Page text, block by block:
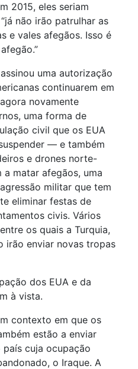
2015, eles seriam
não irão patrulhar as
e vales afegãos. Isso é
uma autorização
continuarem em
novamente
uma forma de
civil que os EUA
— e também
e drones norte-
a matar afegãos, uma
militar que tem
eliminar festas de
civis. Vários
os quais a Turquia,
irão enviar novas tropas
dos EUA e da
à vista.
contexto em que os
estão a enviar
cuja ocupação
o Iraque. A